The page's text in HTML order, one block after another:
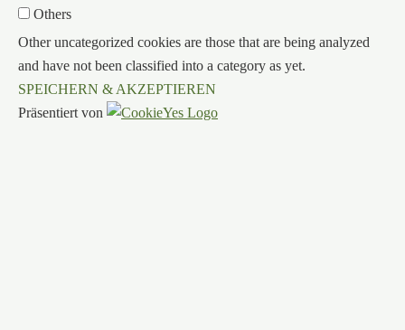
Others
Other uncategorized cookies are those that are being analyzed
and have not been classified into a category as yet.
SPEICHERN & AKZEPTIEREN
Präsentiert von